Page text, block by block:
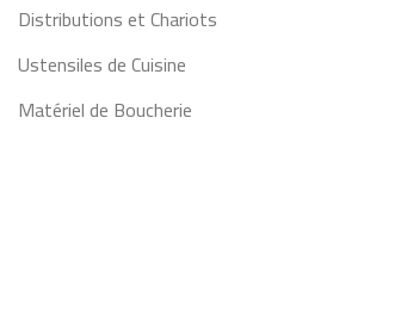
Distributions et Chariots
Ustensiles de Cuisine
Matériel de Boucherie